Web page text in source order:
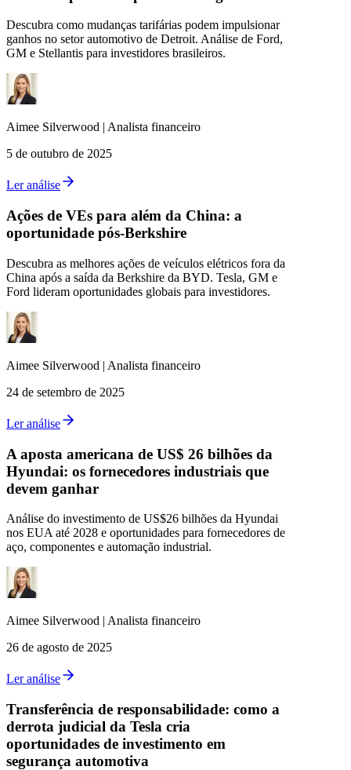
Descubra como mudanças tarifárias podem impulsionar
ganhos no setor automotivo de Detroit. Análise de Ford,
GM e Stellantis para investidores brasileiros.
Aimee Silverwood | Analista financeiro
5 de outubro de 2025
Ler análise
Ações de VEs para além da China: a
oportunidade pós-Berkshire
Descubra as melhores ações de veículos elétricos fora da
China após a saída da Berkshire da BYD. Tesla, GM e
Ford lideram oportunidades globais para investidores.
Aimee Silverwood | Analista financeiro
24 de setembro de 2025
Ler análise
A aposta americana de US$ 26 bilhões da
Hyundai: os fornecedores industriais que
devem ganhar
Análise do investimento de US$26 bilhões da Hyundai
nos EUA até 2028 e oportunidades para fornecedores de
aço, componentes e automação industrial.
Aimee Silverwood | Analista financeiro
26 de agosto de 2025
Ler análise
Transferência de responsabilidade: como a
derrota judicial da Tesla cria
oportunidades de investimento em
segurança automotiva